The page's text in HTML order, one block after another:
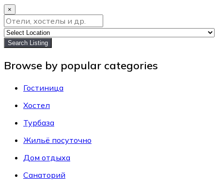
×
Search Listing
Browse by popular categories
Гостиница
Хостел
Турбаза
Жильё посуточно
Дом отдыха
Санаторий